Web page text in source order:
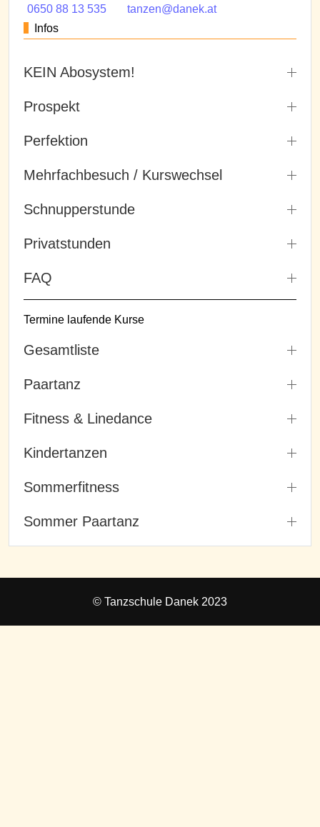
0650 88 13 535
tanzen@danek.at
Infos
KEIN Abosystem!
Prospekt
Perfektion
Mehrfachbesuch / Kurswechsel
Schnupperstunde
Privatstunden
FAQ
Termine laufende Kurse
Gesamtliste
Paartanz
Fitness & Linedance
Kindertanzen
Sommerfitness
Sommer Paartanz
© Tanzschule Danek 2023